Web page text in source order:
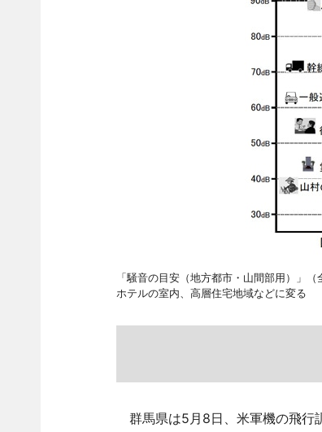
「騒音の目安（地方都市・山間部用）」
ホテルの室内、高層住宅地域などに変る
群馬県は5月8日、米軍機の飛行